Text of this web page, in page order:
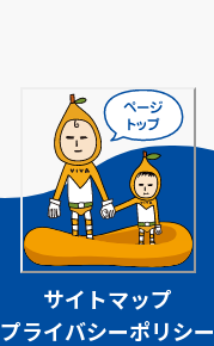
サイトマップ
プライバシーポリシー